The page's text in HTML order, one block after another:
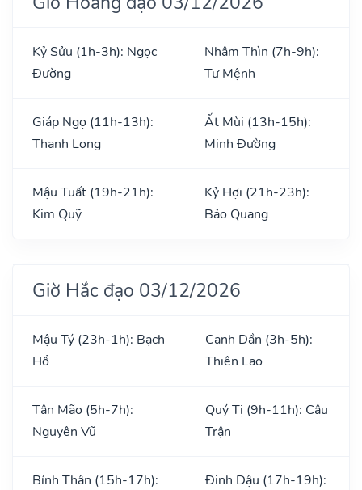
Kỷ Sửu (1h-3h): Ngọc
Đường
Nhâm Thìn (7h-9h):
Tư Mệnh
Giáp Ngọ (11h-13h):
Thanh Long
Ất Mùi (13h-15h):
Minh Đường
Mậu Tuất (19h-21h):
Kim Quỹ
Kỷ Hợi (21h-23h):
Bảo Quang
Giờ Hắc đạo 03/12/2026
Mậu Tý (23h-1h): Bạch
Hổ
Canh Dần (3h-5h):
Thiên Lao
Tân Mão (5h-7h):
Nguyên Vũ
Quý Tị (9h-11h): Câu
Trận
Bính Thân (15h-17h):
Đinh Dậu (17h-19h):